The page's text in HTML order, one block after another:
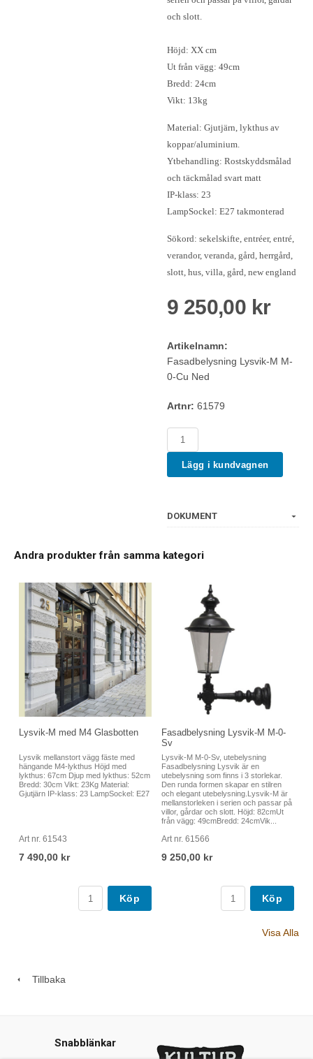
och slott.
Höjd: XX cm
Ut från vägg: 49cm
Bredd: 24cm
Vikt: 13kg
Material: Gjutjärn, lykthus av
koppar/aluminium.
Ytbehandling: Rostskyddsmålad
och täckmålad svart matt
IP-klass: 23
LampSockel: E27 takmonterad
Sökord: sekelskifte, entréer, entré,
verandor, veranda, gård, herrgård,
slott, hus, villa, gård, new england
9 250,00 kr
Artikelnamn:
Fasadbelysning Lysvik-M M-
0-Cu Ned
Artnr: 61579
Lägg i kundvagnen
DOKUMENT
Andra produkter från samma kategori
Lysvik-M med M4 Glasbotten
Lysvik mellanstort vägg fäste med
hängande M4-lykthus Höjd med
lykthus: 67cm Djup med lykthus: 52cm
Bredd: 30cm Vikt: 23Kg Material:
Gjutjärn IP-klass: 23 LampSockel: E27
Art nr. 61543
7 490,00 kr
Köp
Fasadbelysning Lysvik-M M-0-
Sv
Lysvik-M M-0-Sv, utebelysning
Fasadbelysning Lysvik är en
utebelysning som finns i 3 storlekar.
Den runda formen skapar en stilren
och elegant utebelysning.Lysvik-M är
mellanstorleken i serien och passar på
villor, gårdar och slott. Höjd: 82cmUt
från vägg: 49cmBredd: 24cmVik...
Art nr. 61566
9 250,00 kr
Köp
Visa Alla
Tillbaka
Snabblänkar